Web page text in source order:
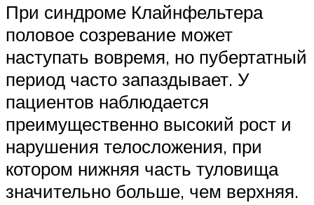
При синдроме Клайнфельтера
половое созревание может
наступать вовремя, но пубертатный
период часто запаздывает. У
пациентов наблюдается
преимущественно высокий рост и
нарушения телосложения, при
котором нижняя часть туловища
значительно больше, чем верхняя.